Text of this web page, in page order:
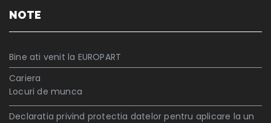
NOTE
Bine ati venit la EUROPART
Cariera
Locuri de munca
Declaratia privind protectia datelor pentru aplicare la un